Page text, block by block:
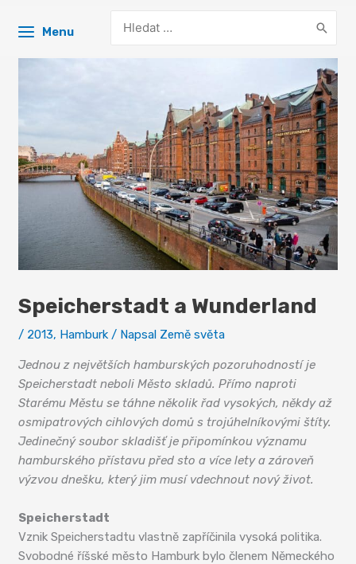
Menu
for:
Speicherstadt a Wunderland
/ 2013, Hamburk / Napsal Země světa
Jednou z největších hamburských pozoruhodností je
Speicherstadt neboli Město skladů. Přímo naproti
Starému Městu se táhne několik řad vysokých, někdy až
osmipatrových cihlových domů s trojúhelníkovými štíty.
Jedinečný soubor skladišť je připomínkou významu
hamburského přístavu před sto a více lety a zároveň
výzvou dnešku, který jim musí vdechnout nový život.
Speicherstadt
Vznik Speicherstadtu vlastně zapříčinila vysoká politika.
Svobodné říšské město Hamburk bylo členem Německého